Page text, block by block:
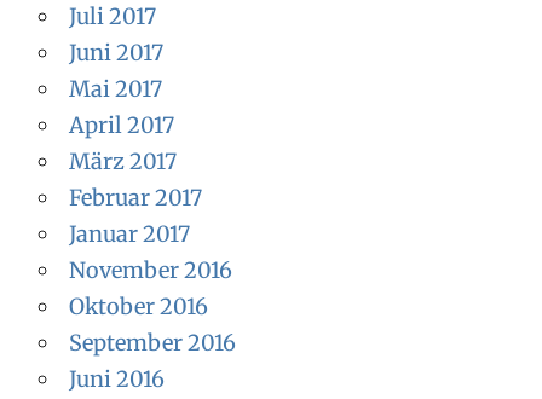
Juli 2017
Juni 2017
Mai 2017
April 2017
März 2017
Februar 2017
Januar 2017
November 2016
Oktober 2016
September 2016
Juni 2016